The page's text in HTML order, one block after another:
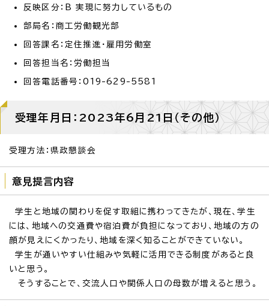
反映区分：B 実現に努力しているもの
部局名：商工労働観光部
回答課名：定住推進・雇用労働室
回答担当名：労働担当
回答電話番号：019-629-5581
受理年月日：2023年6月21日（その他）
受理方法：県政懇談会
意見提言内容
学生と地域の関わりを促す取組に携わってきたが、現在、学生
には、地域への交通費や宿泊費が負担になっており、地域の方の
顔が見えにくかったり、地域を深く知ることができていない。
学生が通いやすい仕組みや気軽に活用できる制度があると良
いと思う。
そうすることで、交流人口や関係人口の母数が増えると思う。